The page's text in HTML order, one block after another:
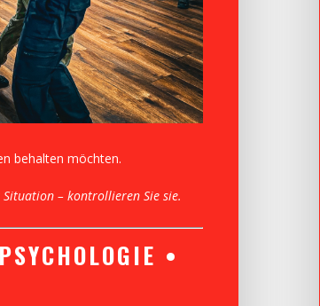
behalten möchten.
– kontrollieren Sie sie.
•